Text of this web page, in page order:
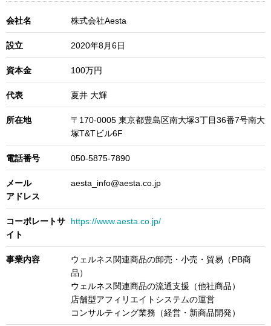
会社名 株式会社Aesta
設立 2020年8月6日
資本金 100万円
代表 夏井 大輝
所在地
〒170-0005 東京都豊島区南大塚3丁目36番7号南大
塚T&Tビル6F​
電話番号 050-5875-7890
メール
アドレス
aesta_info@aesta.co.jp
コーポレートサ
イト
https://www.aesta.co.jp/
事業内容
ウェルネス関連商品の卸売・小売・貿易（PB商
品）
ウェルネス関連商品の流通支援（他社商品）
店舗型アフィリエイトシステムの運営
コンサルティング業務（経営・新商品開発）